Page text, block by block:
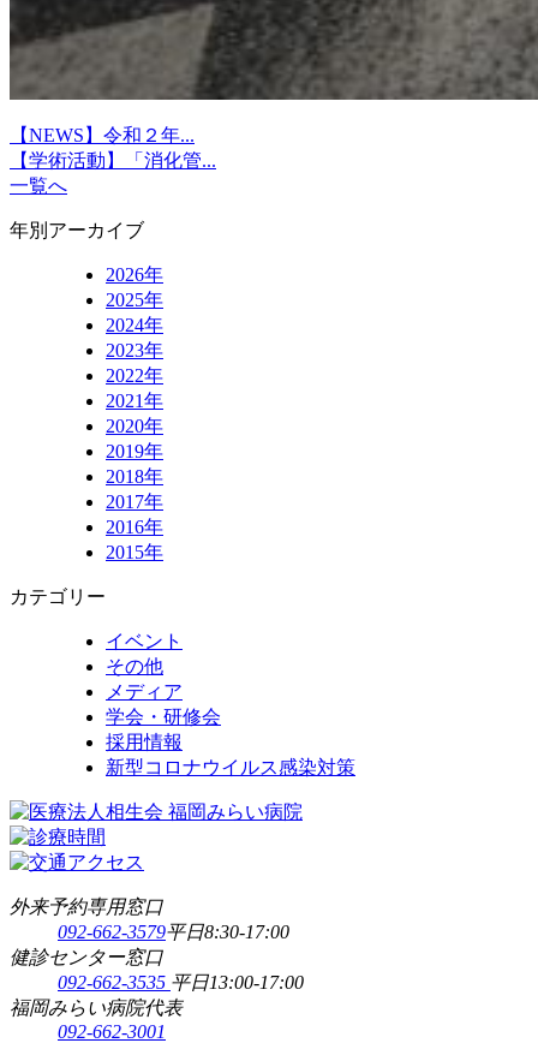
【NEWS】令和２年...
【学術活動】「消化管...
一覧へ
年別アーカイブ
2026年
2025年
2024年
2023年
2022年
2021年
2020年
2019年
2018年
2017年
2016年
2015年
カテゴリー
イベント
その他
メディア
学会・研修会
採用情報
新型コロナウイルス感染対策
外来予約専用窓口
092-662-3579平日8:30-17:00
健診センター窓口
092-662-3535 平日13:00-17:00
福岡みらい病院代表
092-662-3001